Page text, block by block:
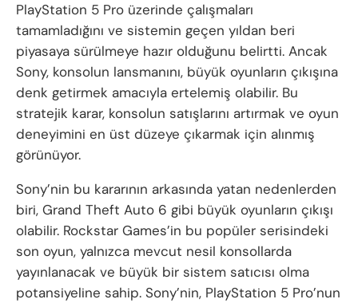
PlayStation 5 Pro üzerinde çalışmaları
tamamladığını ve sistemin geçen yıldan beri
piyasaya sürülmeye hazır olduğunu belirtti. Ancak
Sony, konsolun lansmanını, büyük oyunların çıkışına
denk getirmek amacıyla ertelemiş olabilir. Bu
stratejik karar, konsolun satışlarını artırmak ve oyun
deneyimini en üst düzeye çıkarmak için alınmış
görünüyor.
Sony’nin bu kararının arkasında yatan nedenlerden
biri, Grand Theft Auto 6 gibi büyük oyunların çıkışı
olabilir. Rockstar Games’in bu popüler serisindeki
son oyun, yalnızca mevcut nesil konsollarda
yayınlanacak ve büyük bir sistem satıcısı olma
potansiyeline sahip. Sony’nin, PlayStation 5 Pro’nun